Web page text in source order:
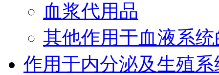
血浆代用品
其他作用于血液系
作用于内分泌及生殖